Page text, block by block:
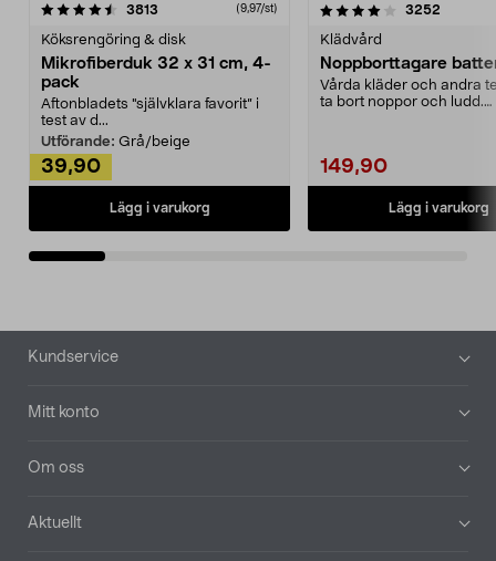
3813 (9,97/st)
Köksrengöring & disk
Mikrofiberduk 32 x 31 cm, 4-
pack
Aftonbladets "självklara favorit” i
test av d...
Utförande: Grå/beige
39,90
Lägg i varukorg
4.0av 5 stjärnor 3252
Klädvård
Noppborttagare
Vårda kläder och andra
ta bort noppor och ludd.
149,90
Lägg i varukorg
4.5av 5 stjärnor
Sidfot
Kundservice
Mitt konto
Om oss
Aktuellt